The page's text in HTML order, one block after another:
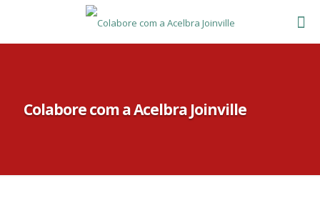
Colabore com a Acelbra Joinville